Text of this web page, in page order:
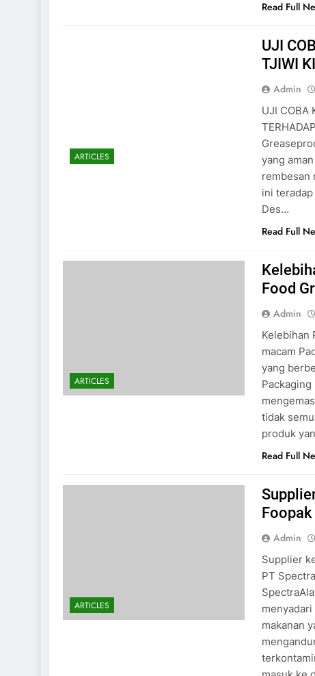
Read Full
ARTICLES
UJI
TJIWI
Admin
UJI COBA
yang
rembesan
ini teradap
Des…
Read Full
ARTICLES
Food
Admin
Kelebihan
macam
yang
tidak
produk
Read Full
ARTICLES
Foopak
Admin
Supplier
PT
makanan